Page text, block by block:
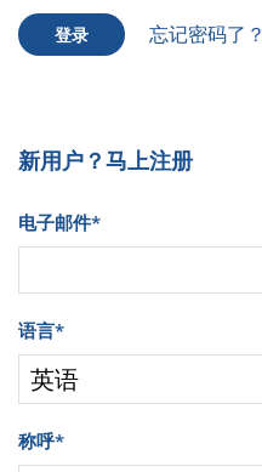
登录 忘记密码了？
新用户？马上注册
电子邮件*
语言*
称呼*